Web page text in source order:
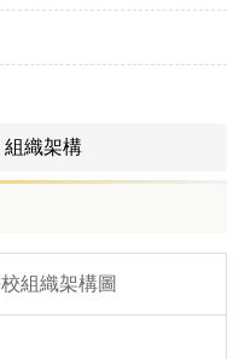
組織架構
組織架構圖